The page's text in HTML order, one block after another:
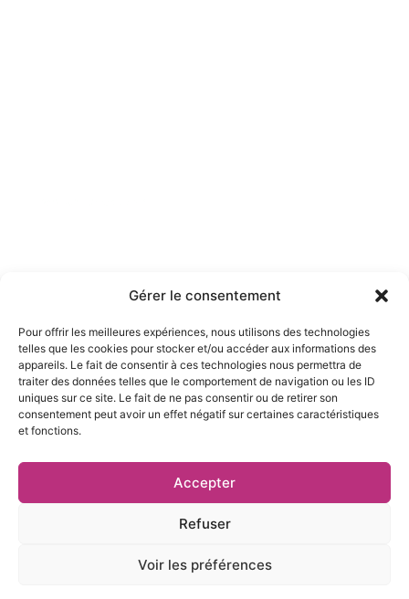
Gérer le consentement
Pour offrir les meilleures expériences, nous utilisons des technologies
telles que les cookies pour stocker et/ou accéder aux informations des
appareils. Le fait de consentir à ces technologies nous permettra de
traiter des données telles que le comportement de navigation ou les ID
uniques sur ce site. Le fait de ne pas consentir ou de retirer son
consentement peut avoir un effet négatif sur certaines caractéristiques
et fonctions.
Accepter
Refuser
Voir les préférences
DUPARC
97438 SAINTE-
MARIE
Téléphone
0262 29 64 43
Adresse Email
objetsdumonde@gmail.com
COMMERCIAL
97420 LE PORT
Téléphone
0262 71 84 75
Suivez-nous :
Copyright © 2024, Créé parTech Up Dom